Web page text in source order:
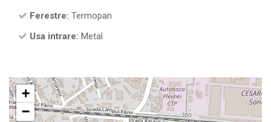
Ferestre: Termopan
Usa intrare: Metal
+
−